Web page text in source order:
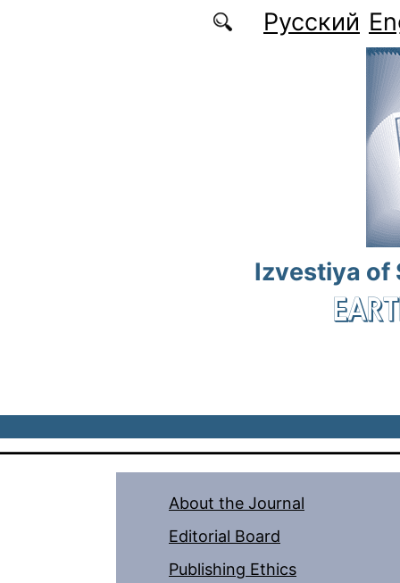
Русский
Izvestiya of
About the Journal
Editorial Board
Publishing Ethics